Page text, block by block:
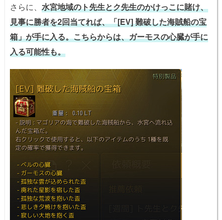
さらに、 水宮地域のト先生とク先生のかけっこに賭け、
見事に勝者を2回当てれば、「[EV] 難破した海賊船の宝
箱」が手に入る。こちらからは、ガーモスの心臓が手に
入る可能性も。